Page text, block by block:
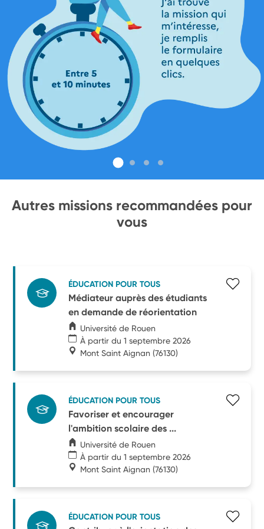
Autres missions recommandées pour
vous
ÉDUCATION POUR TOUS
Médiateur auprès des étudiants
en demande de réorientation
Université de Rouen
À partir du 1 septembre 2026
Mont Saint Aignan (76130)
ÉDUCATION POUR TOUS
Favoriser et encourager
l'ambition scolaire des ...
Université de Rouen
À partir du 1 septembre 2026
Mont Saint Aignan (76130)
ÉDUCATION POUR TOUS